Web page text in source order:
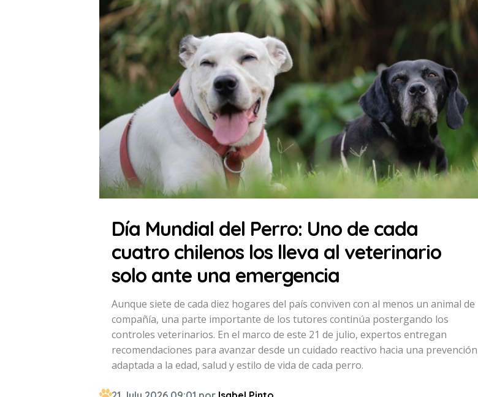
Día Mundial del Perro: Uno de cada
cuatro chilenos los lleva al veterinario
solo ante una emergencia
Aunque siete de cada diez hogares del país conviven con al menos un animal de
compañía, una parte importante de los tutores continúa postergando los
controles veterinarios. En el marco de este 21 de julio, expertos entregan
recomendaciones para avanzar desde un cuidado reactivo hacia una prevención
adaptada a la edad, salud y estilo de vida de cada perro.